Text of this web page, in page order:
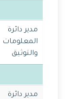
مدير دائرة
المعلومات
والتوثيق
مدير دائرة